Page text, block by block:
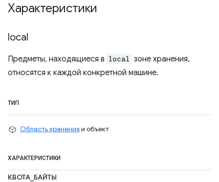
Характеристики
local
Предметы, находящиеся в local зоне хранения,
относятся к каждой конкретной машине.
ТИП
Область хранения и объект
ХАРАКТЕРИСТИКИ
КВОТА_БАЙТЫ